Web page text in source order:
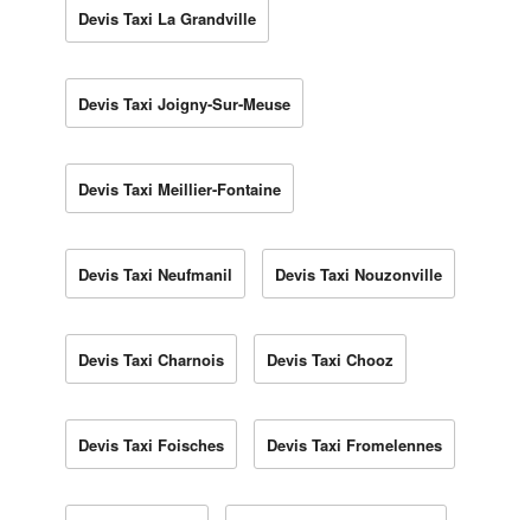
Devis Taxi La Grandville
Devis Taxi Joigny-Sur-Meuse
Devis Taxi Meillier-Fontaine
Devis Taxi Neufmanil Devis Taxi Nouzonville
Devis Taxi Charnois Devis Taxi Chooz
Devis Taxi Foisches Devis Taxi Fromelennes